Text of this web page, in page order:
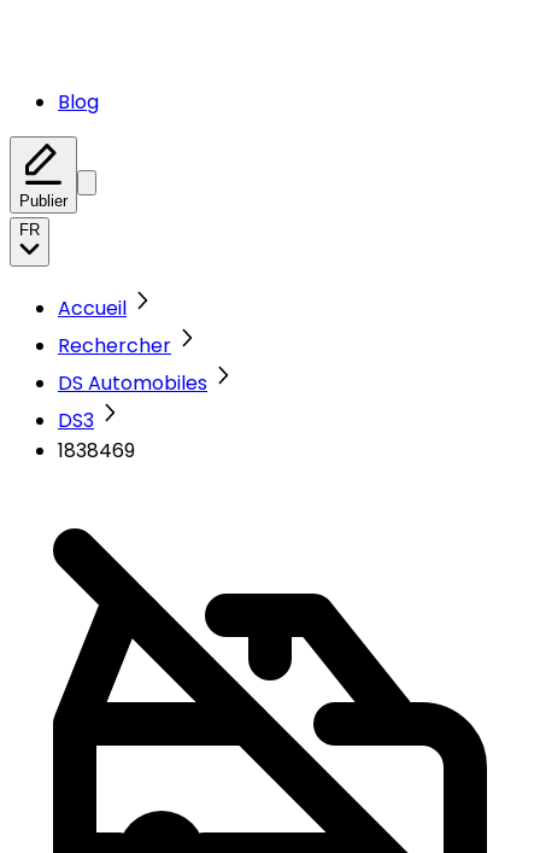
Blog
Publier
FR
Accueil
Rechercher
DS Automobiles
DS3
1838469